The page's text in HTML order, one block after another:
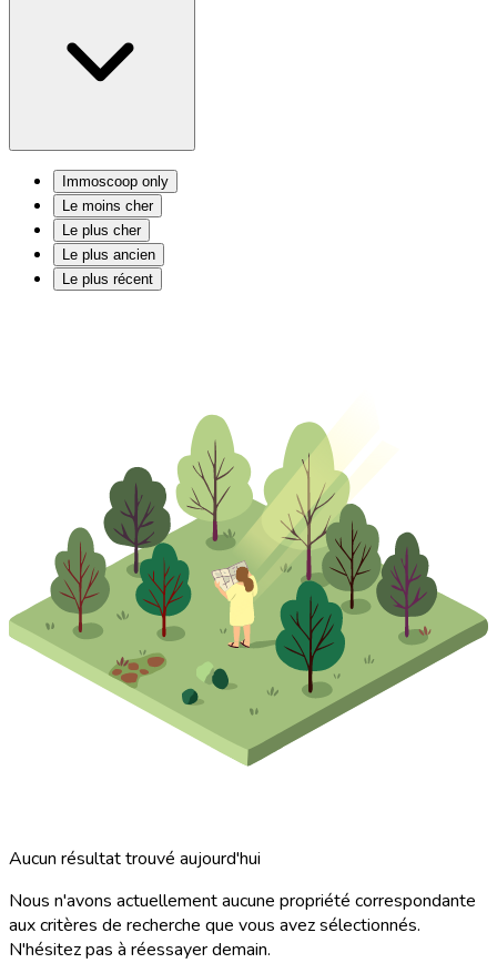
Immoscoop only
Le moins cher
Le plus cher
Le plus ancien
Le plus récent
Aucun résultat trouvé aujourd'hui
Nous n'avons actuellement aucune propriété correspondante
aux critères de recherche que vous avez sélectionnés.
N'hésitez pas à réessayer demain.